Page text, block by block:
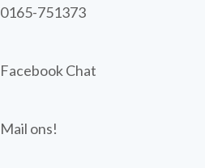
0165-751373
Facebook Chat
Mail ons!